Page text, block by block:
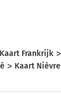
Kaart Frankrijk
Kaart Nièvre